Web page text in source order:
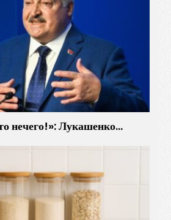
нечего!»: Лукашенко…